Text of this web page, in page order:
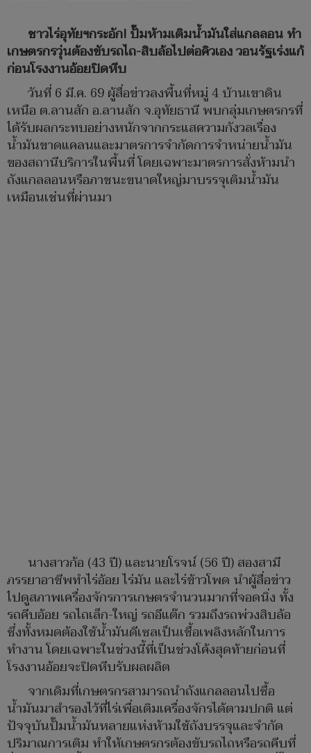
ชาวไร่อุทัยฯกระอัก! ปั๊มห้ามเติมน้ำมันใส่แกลลอน ทำ
เกษตรกรวุ่นต้องขับรถไถ-สิบล้อไปต่อคิวเอง วอนรัฐเร่งแก้
ก่อนโรงงานอ้อยปิดหีบ
วันที่ 6 มี.ค. 69 ผู้สื่อข่าวลงพื้นที่หมู่ 4 บ้านเขาดิน
เหนือ ต.ลานสัก อ.ลานสัก จ.อุทัยธานี พบกลุ่มเกษตรกรที่
ได้รับผลกระทบอย่างหนักจากกระแสความกังวลเรื่อง
น้ำมันขาดแคลนและมาตรการจำกัดการจำหน่ายน้ำมัน
ของสถานีบริการในพื้นที่ โดยเฉพาะมาตรการสั่งห้ามนำ
ถังแกลลอนหรือภาชนะขนาดใหญ่มาบรรจุเติมน้ำมัน
เหมือนเช่นที่ผ่านมา
นางสาวก้อ (43 ปี) และนายโรจน์ (56 ปี) สองสามี
ภรรยาอาชีพทำไร่อ้อย ไร่มัน และไร่ข้าวโพด นำผู้สื่อข่าว
ไปดูสภาพเครื่องจักรการเกษตรจำนวนมากที่จอดนิ่ง ทั้ง
รถคีบอ้อย รถไถเล็ก-ใหญ่ รถอีแต๊ก รวมถึงรถพ่วงสิบล้อ
ซึ่งทั้งหมดต้องใช้น้ำมันดีเซลเป็นเชื้อเพลิงหลักในการ
ทำงาน โดยเฉพาะในช่วงนี้ที่เป็นช่วงโค้งสุดท้ายก่อนที่
โรงงานอ้อยจะปิดหีบรับผลผลิต
จากเดิมที่เกษตรกรสามารถนำถังแกลลอนไปซื้อ
น้ำมันมาสำรองไว้ที่ไร่เพื่อเติมเครื่องจักรได้ตามปกติ แต่
ปัจจุบันปั๊มน้ำมันหลายแห่งห้ามใช้ถังบรรจุและจำกัด
ปริมาณการเติม ทำให้เกษตรกรต้องขับรถไถหรือรถคีบที่